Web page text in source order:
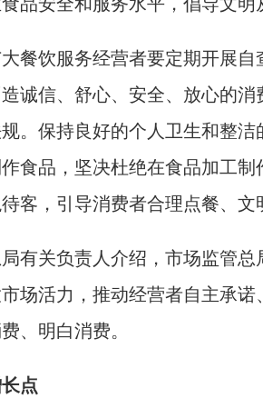
饮服务经营者要定期开展自
诚信、舒心、安全、放心的
。保持良好的个人卫生和整
食品，坚决杜绝在食品加工
客，引导消费者合理点餐、
关负责人介绍，市场监管总
场活力，推动经营者自主承
、明白消费。
点